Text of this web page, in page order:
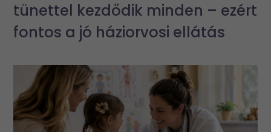
tünettel kezdődik minden – ezért
fontos a jó háziorvosi ellátás